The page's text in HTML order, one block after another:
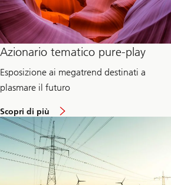
Azionario tematico pure-play
Esposizione ai megatrend destinati a
plasmare il futuro
Scopri di più
i
c
a
A
i